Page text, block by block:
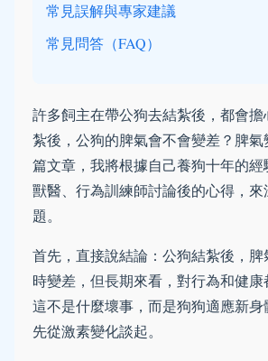
常見誤解與專家建議
常見問答（FAQ）
許多飼主在帶公狗去結紮後，都會
紮後，公狗的脾氣會不會變差？脾
篇文章，我將根據自己養狗十年的
獸醫、行為訓練師討論後的心得，
題。
首先，直接說結論：公狗結紮後，
時變差，但長期來看，對行為和健康
這不是什麼壞事，而是狗狗適應新
先從激素變化談起。